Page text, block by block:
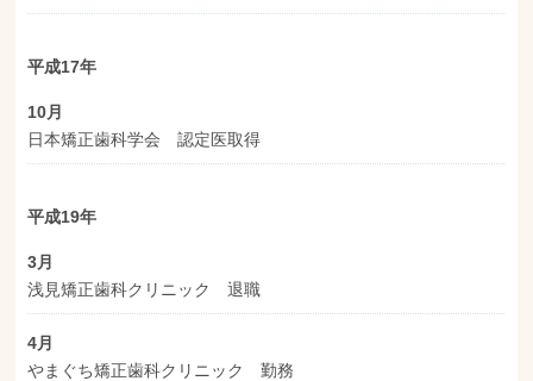
平成17年
10月
日本矯正歯科学会 認定医取得
平成19年
3月
浅見矯正歯科クリニック 退職
4月
やまぐち矯正歯科クリニック 勤務